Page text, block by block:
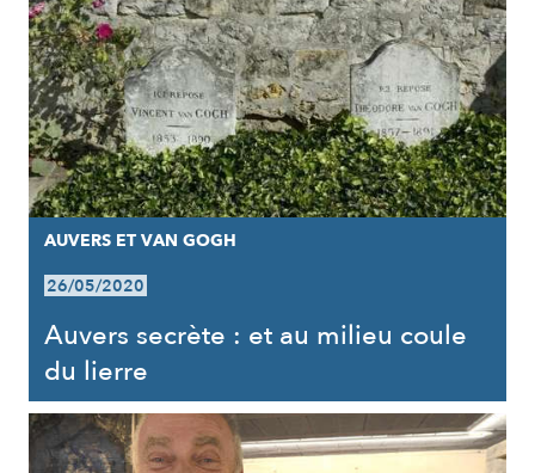
AUVERS ET VAN GOGH
26/05/2020
Auvers secrète : et au milieu coule
du lierre